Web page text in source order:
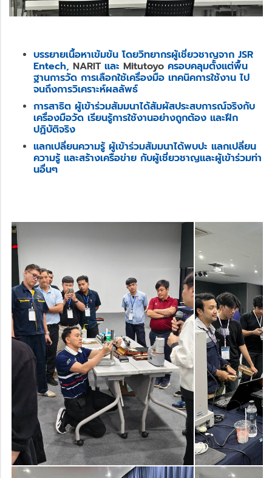
บรรยายเนื้อหาเข้มข้น โดยวิทยากรผู้เชี่ยวชาญจาก JSR
Entech, NARITและ Mitutoyo ครอบคลุมตั้งแต่พื้น
ฐานการวัด การเลือกใช้เครื่องมือ เทคนิคการใช้งาน ไป
จนถึงการวิเคราะห์ผลลัพธ์
การสาธิต ผู้เข้าร่วมสัมมนาได้สัมผัสประสบการณ์จริงกับ
เครื่องมือวัด เรียนรู้การใช้งานอย่างถูกต้อง และฝึก
ปฏิบัติจริง
แลกเปลี่ยนความรู้ ผู้เข้าร่วมสัมมนาได้พบปะ แลกเปลี่ยน
ความรู้ และสร้างเครือข่าย กับผู้เชี่ยวชาญและผู้เข้าร่วมท่า
นอื่นๆ